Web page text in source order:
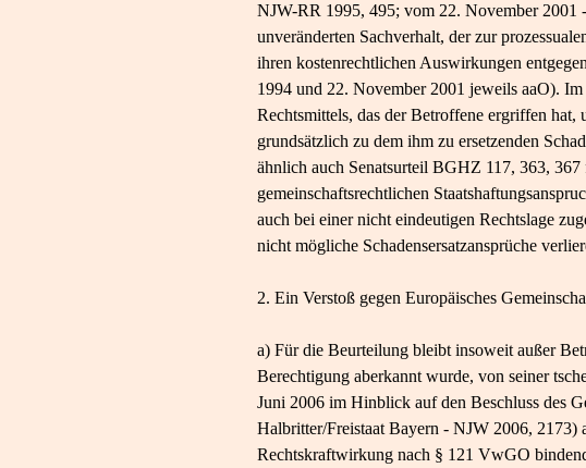
NJW-RR 1995, 495; vom 22. November
unveränderten Sachverhalt, der zur
ihren kostenrechtlichen Auswirkungen
1994 und 22. November 2001 jeweils aaO).
Rechtsmittels, das der Betroffene ergriffen
grundsätzlich zu dem ihm zu ersetzenden
ähnlich auch Senatsurteil BGHZ 117, 363,
gemeinschaftsrechtlichen
auch bei einer nicht eindeutigen Rechtslage
nicht mögliche Schadensersatzansprüche
2. Ein Verstoß gegen Europäisches
a) Für die Beurteilung bleibt insoweit außer
Berechtigung aberkannt wurde, von seiner
Juni 2006 im Hinblick auf den Beschluss des
Halbritter/Freistaat Bayern - NJW 2006,
Rechtskraftwirkung nach § 121 VwGO